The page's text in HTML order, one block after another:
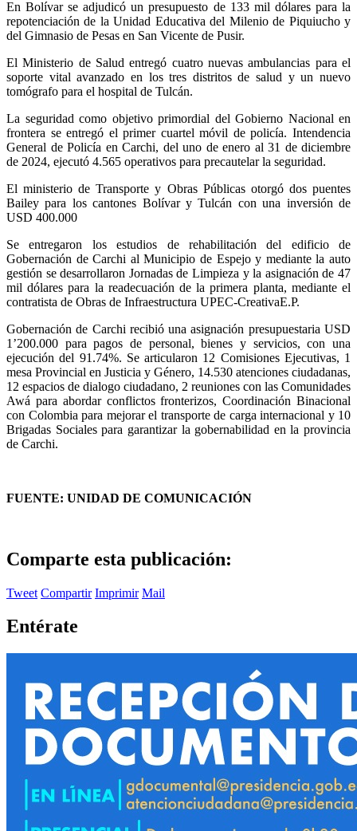
En Bolívar se adjudicó un presupuesto de 133 mil dólares para la
repotenciación de la Unidad Educativa del Milenio de Piquiucho y
del Gimnasio de Pesas en San Vicente de Pusir.
El Ministerio de Salud entregó cuatro nuevas ambulancias para el
soporte vital avanzado en los tres distritos de salud y un nuevo
tomógrafo para el hospital de Tulcán.
La seguridad como objetivo primordial del Gobierno Nacional en
frontera se entregó el primer cuartel móvil de policía. Intendencia
General de Policía en Carchi, del uno de enero al 31 de diciembre
de 2024, ejecutó 4.565 operativos para precautelar la seguridad.
El ministerio de Transporte y Obras Públicas otorgó dos puentes
Bailey para los cantones Bolívar y Tulcán con una inversión de
USD 400.000
Se entregaron los estudios de rehabilitación del edificio de
Gobernación de Carchi al Municipio de Espejo y mediante la auto
gestión se desarrollaron Jornadas de Limpieza y la asignación de 47
mil dólares para la readecuación de la primera planta, mediante el
contratista de Obras de Infraestructura UPEC-CreativaE.P.
Gobernación de Carchi recibió una asignación presupuestaria USD
1’200.000 para pagos de personal, bienes y servicios, con una
ejecución del 91.74%. Se articularon 12 Comisiones Ejecutivas, 1
mesa Provincial en Justicia y Género, 14.530 atenciones ciudadanas,
12 espacios de dialogo ciudadano, 2 reuniones con las Comunidades
Awá para abordar conflictos fronterizos, Coordinación Binacional
con Colombia para mejorar el transporte de carga internacional y 10
Brigadas Sociales para garantizar la gobernabilidad en la provincia
de Carchi.
FUENTE: UNIDAD DE COMUNICACIÓN
Comparte esta publicación:
Tweet Compartir Imprimir Mail
Entérate